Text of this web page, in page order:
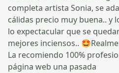
completa artista Sonia, se
cálidas precio muy buena.. y
lo expectacular que se
mejores inciensos..
La recomiendo 100%
página web una pasada